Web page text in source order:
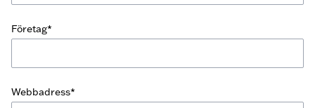
Företag*
Webbadress*